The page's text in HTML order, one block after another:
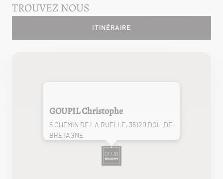
TROUVEZ NOUS
ITINÉRAIRE
GOUPIL Christophe
5 CHEMIN DE LA RUELLE, 35120 DOL-DE-
BRETAGNE